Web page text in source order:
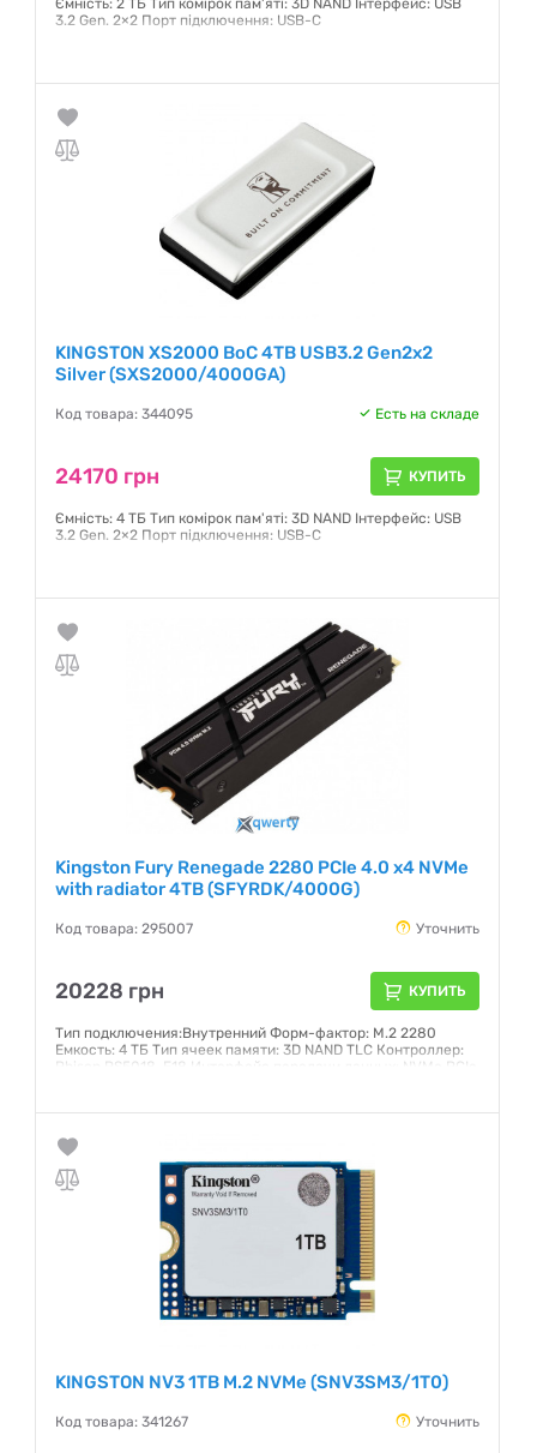
Ємність: 2 ТБ Тип комірок пам'яті: 3D NAND Інтерфейс: USB
3.2 Gen. 2×2 Порт підключення: USB-C
KINGSTON XS2000 BoC 4TB USB3.2 Gen2x2
Silver (SXS2000/4000GA)
Код товара: 344095 Есть на складе
24170 грн КУПИТЬ
Ємність: 4 ТБ Тип комірок пам'яті: 3D NAND Інтерфейс: USB
3.2 Gen. 2×2 Порт підключення: USB-C
Kingston Fury Renegade 2280 PCIe 4.0 x4 NVMe
with radiator 4TB (SFYRDK/4000G)
Код товара: 295007 Уточнить
20228 грн КУПИТЬ
Тип подключения:Внутренний Форм-фактор: M.2 2280
Емкость: 4 ТБ Тип ячеек памяти: 3D NAND TLC Контроллер:
Phison PS5018-E18 Интерфейс передачи данных: NVMe PCIe
Радиатор: есть
Гарантия:
KINGSTON NV3 1TB M.2 NVMe (SNV3SM3/1T0)
Код товара: 341267 Уточнить